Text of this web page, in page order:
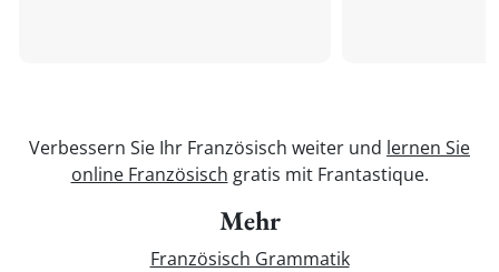
Verbessern Sie Ihr Französisch weiter und lernen Sie
online Französisch gratis mit Frantastique.
Mehr
Französisch Grammatik